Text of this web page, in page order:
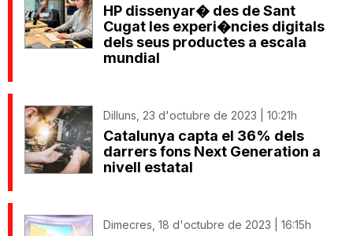
HP dissenyar� des de Sant
Cugat les experi�ncies digitals
dels seus productes a escala
mundial
Dilluns, 23 d'octubre de 2023 | 10:21h
Catalunya capta el 36% dels
darrers fons Next Generation a
nivell estatal
Dimecres, 18 d'octubre de 2023 | 16:15h